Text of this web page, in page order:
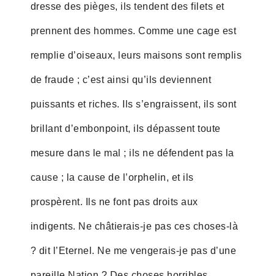
dresse des pièges, ils tendent des filets et
prennent des hommes. Comme une cage est
remplie d’oiseaux, leurs maisons sont remplis
de fraude ; c’est ainsi qu’ils deviennent
puissants et riches. Ils s’engraissent, ils sont
brillant d’embonpoint, ils dépassent toute
mesure dans le mal ; ils ne défendent pas la
cause ; la cause de l’orphelin, et ils
prospèrent. Ils ne font pas droits aux
indigents. Ne châtierais-je pas ces choses-là
? dit l’Eternel. Ne me vengerais-je pas d’une